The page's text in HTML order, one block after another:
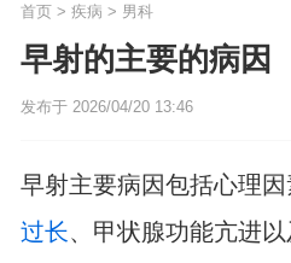
首页> 疾病 > 男科
早射的主要的病因
发布于 2026/04/20 13:46
早射主要病因包括心理因
过长、甲状腺功能亢进